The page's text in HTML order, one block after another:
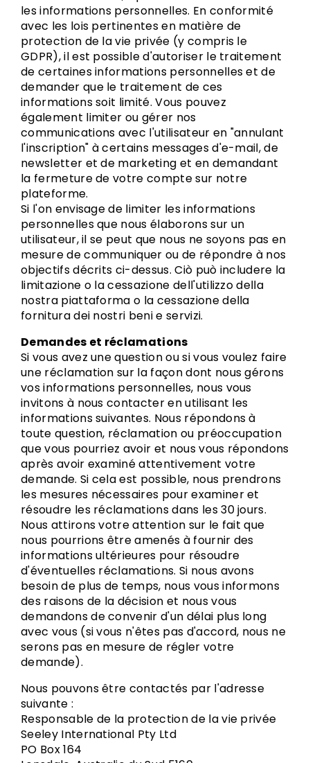
les informations personnelles. En conformité
avec les lois pertinentes en matière de
protection de la vie privée (y compris le
GDPR), il est possible d'autoriser le traitement
de certaines informations personnelles et de
demander que le traitement de ces
informations soit limité. Vous pouvez
également limiter ou gérer nos
communications avec l'utilisateur en "annulant
l'inscription" à certains messages d'e-mail, de
newsletter et de marketing et en demandant
la fermeture de votre compte sur notre
plateforme.
Si l'on envisage de limiter les informations
personnelles que nous élaborons sur un
utilisateur, il se peut que nous ne soyons pas en
mesure de communiquer ou de répondre à nos
objectifs décrits ci-dessus. Ciò può includere la
limitazione o la cessazione dell'utilizzo della
nostra piattaforma o la cessazione della
fornitura dei nostri beni e servizi.
Demandes et réclamations
Si vous avez une question ou si vous voulez faire
une réclamation sur la façon dont nous gérons
vos informations personnelles, nous vous
invitons à nous contacter en utilisant les
informations suivantes. Nous répondons à
toute question, réclamation ou préoccupation
que vous pourriez avoir et nous vous répondons
après avoir examiné attentivement votre
demande. Si cela est possible, nous prendrons
les mesures nécessaires pour examiner et
résoudre les réclamations dans les 30 jours.
Nous attirons votre attention sur le fait que
nous pourrions être amenés à fournir des
informations ultérieures pour résoudre
d'éventuelles réclamations. Si nous avons
besoin de plus de temps, nous vous informons
des raisons de la décision et nous vous
demandons de convenir d'un délai plus long
avec vous (si vous n'êtes pas d'accord, nous ne
serons pas en mesure de régler votre
demande).
Nous pouvons être contactés par l'adresse
suivante :
Responsable de la protection de la vie privée
Seeley International Pty Ltd
PO Box 164